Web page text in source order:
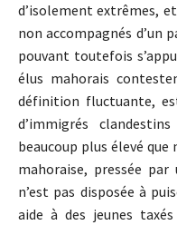
d’isolement extrêmes,
non accompagnés d’un
pouvant toutefois
élus mahorais
définition fluctuante,
d’immigrés
beaucoup plus élevé
mahoraise, pressée
n’est pas disposée à
aide à des jeunes